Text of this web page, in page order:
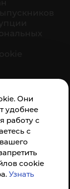
Они
удобнее
работу с
с
cookie
Узнать
же по прямой